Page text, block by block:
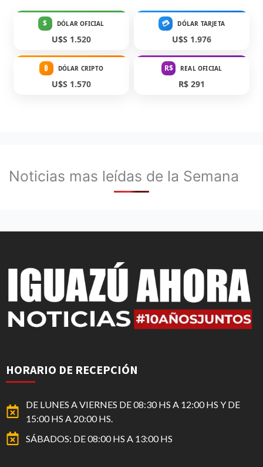
$ DÓLAR OFICIAL
U$S 1.520
💳 DÓLAR TARJETA
U$S 1.976
₿ DÓLAR CRIPTO
U$S 1.570
R$ REAL OFICIAL
R$ 291
Noticias mas leídas de la Semana
HORARIO DE RECEPCIÓN
DE LUNES A VIERNES DE 08:30 HS A 12:00 HS Y DE
15:00 HS A 20:00 HS.
SÁBADOS: DE 08:00 HS A 13:00 HS